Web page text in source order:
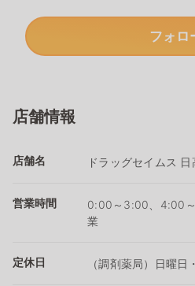
フォロ
店舗情報
店舗名 ドラッグセイムス
営業時間
0:00～3:00、4:00
業
定休日 （調剤薬局）日曜日